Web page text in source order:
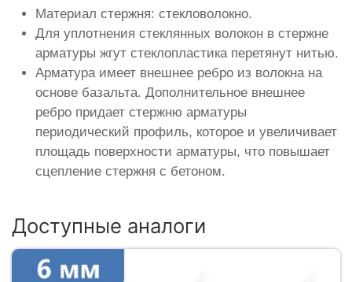
Материал стержня: стекловолокно.
Для уплотнения стеклянных волокон в стержне
арматуры жгут стеклопластика перетянут нитью.
Арматура имеет внешнее ребро из волокна на
основе базальта. Дополнительное внешнее
ребро придает стержню арматуры
периодический профиль, которое и увеличивает
площадь поверхности арматуры, что повышает
сцепление стержня с бетоном.
Доступные аналоги